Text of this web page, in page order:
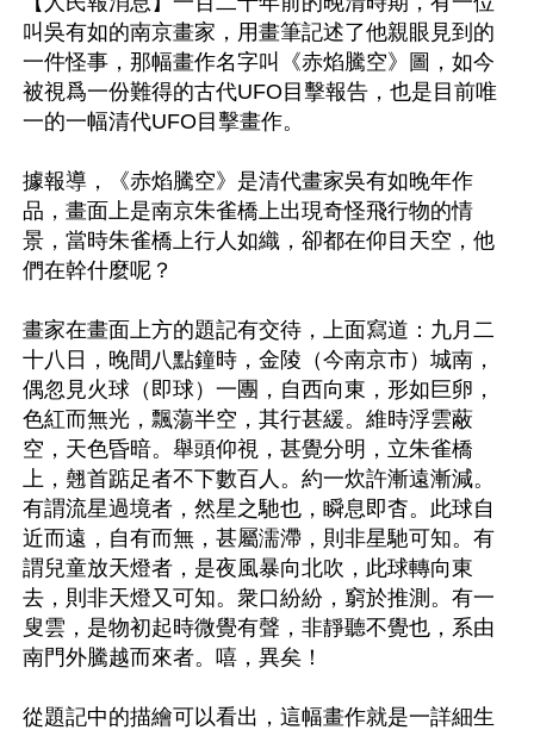
叫吳有如的南京畫家，用畫筆記述了他親眼見到的
一件怪事，那幅畫作名字叫《赤焰騰空》圖，如今
被視爲一份難得的古代UFO目擊報告，也是目前唯
一的一幅清代UFO目擊畫作。
據報導，《赤焰騰空》是清代畫家吳有如晚年作
品，畫面上是南京朱雀橋上出現奇怪飛行物的情
景，當時朱雀橋上行人如織，卻都在仰目天空，他
們在幹什麼呢？
畫家在畫面上方的題記有交待，上面寫道：九月二
十八日，晚間八點鐘時，金陵（今南京市）城南，
偶忽見火球（即球）一團，自西向東，形如巨卵，
色紅而無光，飄蕩半空，其行甚緩。維時浮雲蔽
空，天色昏暗。舉頭仰視，甚覺分明，立朱雀橋
上，翹首踮足者不下數百人。約一炊許漸遠漸減。
有謂流星過境者，然星之馳也，瞬息即杳。此球自
近而遠，自有而無，甚屬濡滯，則非星馳可知。有
謂兒童放天燈者，是夜風暴向北吹，此球轉向東
去，則非天燈又可知。衆口紛紛，窮於推測。有一
叟雲，是物初起時微覺有聲，非靜聽不覺也，系由
南門外騰越而來者。嘻，異矣！
從題記中的描繪可以看出，這幅畫作就是一詳細生